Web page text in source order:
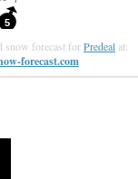
snow forecast forPredeal at:
forecast.com